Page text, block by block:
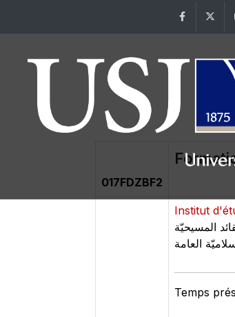
017FDZBF2
Institut
المسيحيّة
Temps